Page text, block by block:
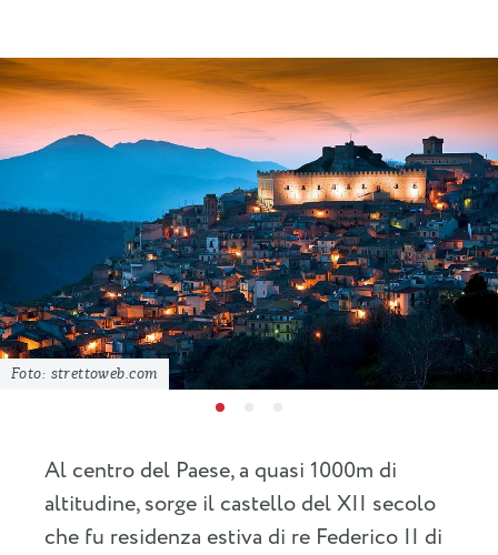
Foto: strettoweb.com
Al centro del Paese, a quasi 1000m di
altitudine, sorge il castello del XII secolo
che fu residenza estiva di re Federico II di